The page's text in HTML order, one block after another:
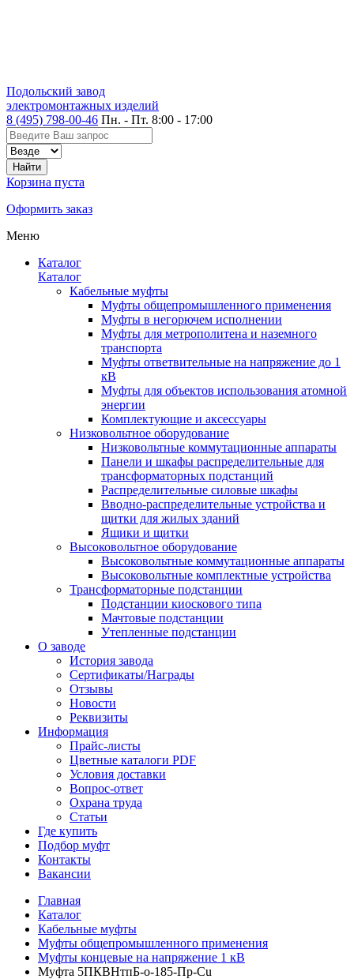
Подольский завод
электромонтажных изделий
8 (495) 798-00-46 Пн. - Пт. 8:00 - 17:00
Корзина пуста
Оформить заказ
Меню
Каталог
Каталог
Кабельные муфты
Муфты общепромышленного применения
Муфты в негорючем исполнении
Муфты для метрополитена и наземного
транспорта
Муфты ответвительные на напряжение до 1
кВ
Муфты для объектов использования атомной
энергии
Комплектующие и аксессуары
Низковольтное оборудование
Низковольтные коммутационные аппараты
Панели и шкафы распределительные для
трансформаторных подстанций
Распределительные силовые шкафы
Вводно-распределительные устройства и
щитки для жилых зданий
Ящики и щитки
Высоковольтное оборудование
Высоковольтные коммутационные аппараты
Высоковольтные комплектные устройства
Трансформаторные подстанции
Подстанции киоскового типа
Мачтовые подстанции
Утепленные подстанции
О заводе
История завода
Сертификаты/Награды
Отзывы
Новости
Реквизиты
Информация
Прайс-листы
Цветные каталоги PDF
Условия доставки
Вопрос-ответ
Охрана труда
Статьи
Где купить
Подбор муфт
Контакты
Вакансии
Главная
Каталог
Кабельные муфты
Муфты общепромышленного применения
Муфты концевые на напряжение 1 кВ
Муфта 5ПКВНтпБ-о-185-Пр-Cu